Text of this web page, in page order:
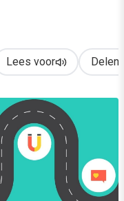
Lees voor Delen